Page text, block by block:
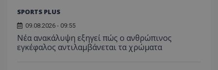
SPORTS PLUS
09.08.2026 - 09:55
Νέα ανακάλυψη εξηγεί πώς ο ανθρώπινος
εγκέφαλος αντιλαμβάνεται τα χρώματα